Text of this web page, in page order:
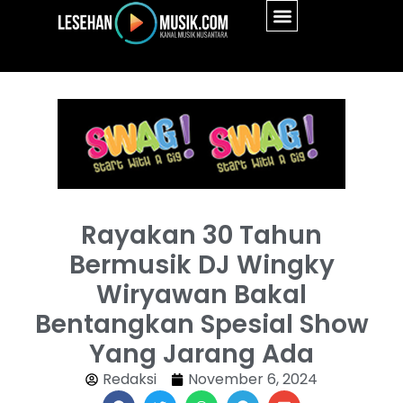
Rayakan 30 Tahun
Bermusik DJ Wingky
Wiryawan Bakal
Bentangkan Spesial Show
Yang Jarang Ada
Redaksi November 6, 2024